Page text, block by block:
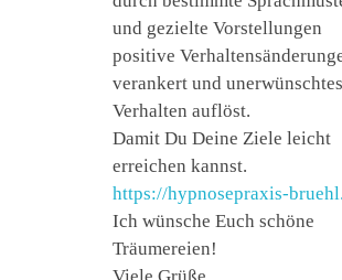
und gezielte Vorstellungen
positive
verankert und unerwünschtes
Verhalten auflöst.
Damit Du Deine Ziele leicht
erreichen kannst.
https://hypnosepraxis-
Ich wünsche Euch schöne
Träumereien!